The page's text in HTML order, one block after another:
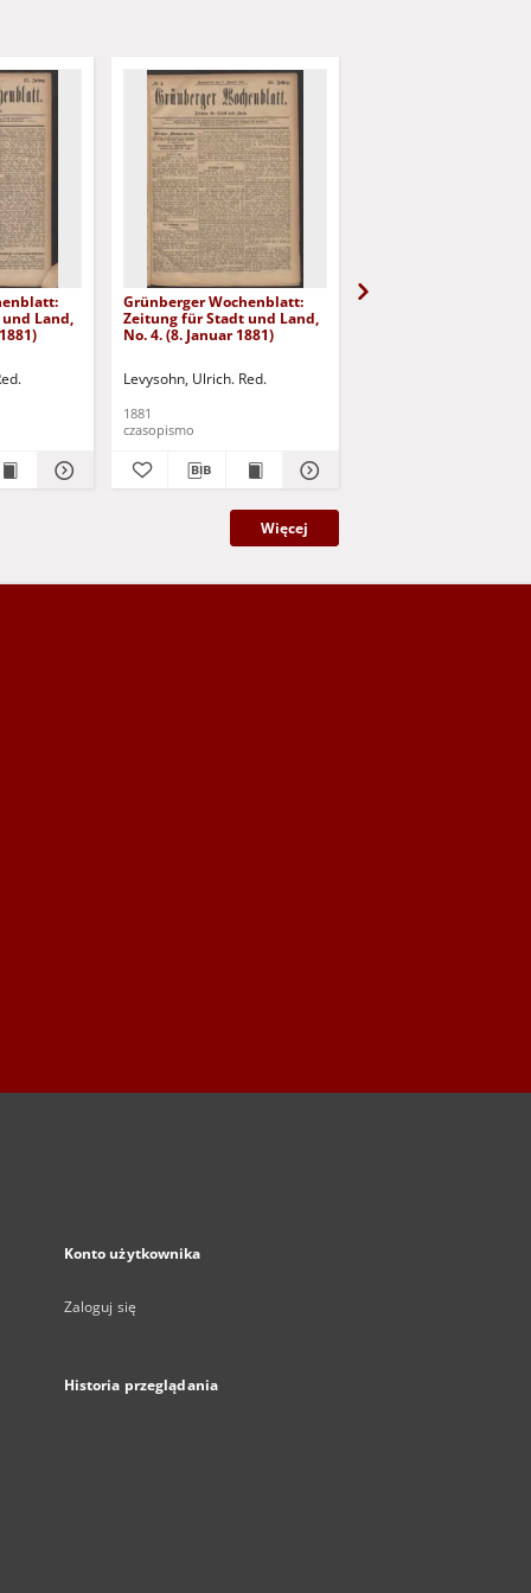
Land,
Grünberger Wochenblatt:
Zeitung für Stadt und Land,
No. 4. (8. Januar 1881)
Levysohn, Ulrich. Red.
1881
czasopismo
Więcej
Konto użytkownika
Zaloguj się
Historia przeglądania